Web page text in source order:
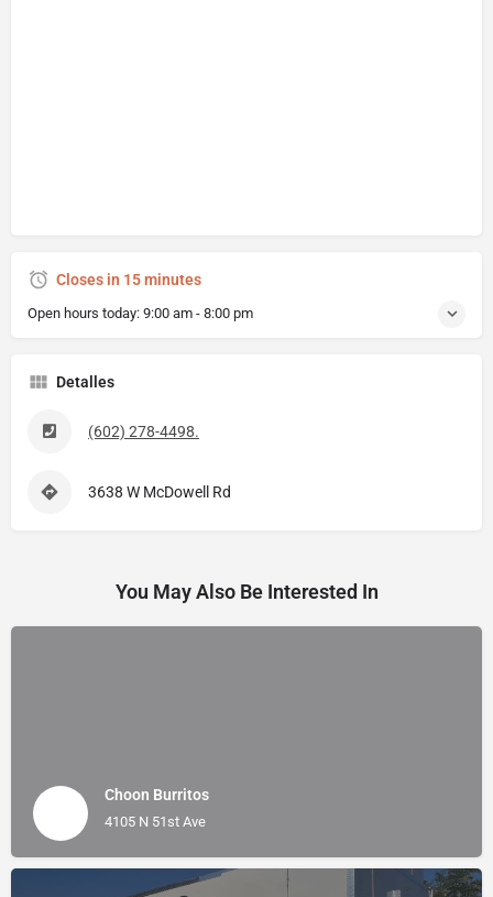
Closes in 15 minutes
Open hours today: 9:00 am - 8:00 pm
Detalles
(602) 278-4498.
3638 W McDowell Rd
You May Also Be Interested In
Choon Burritos
4105 N 51st Ave